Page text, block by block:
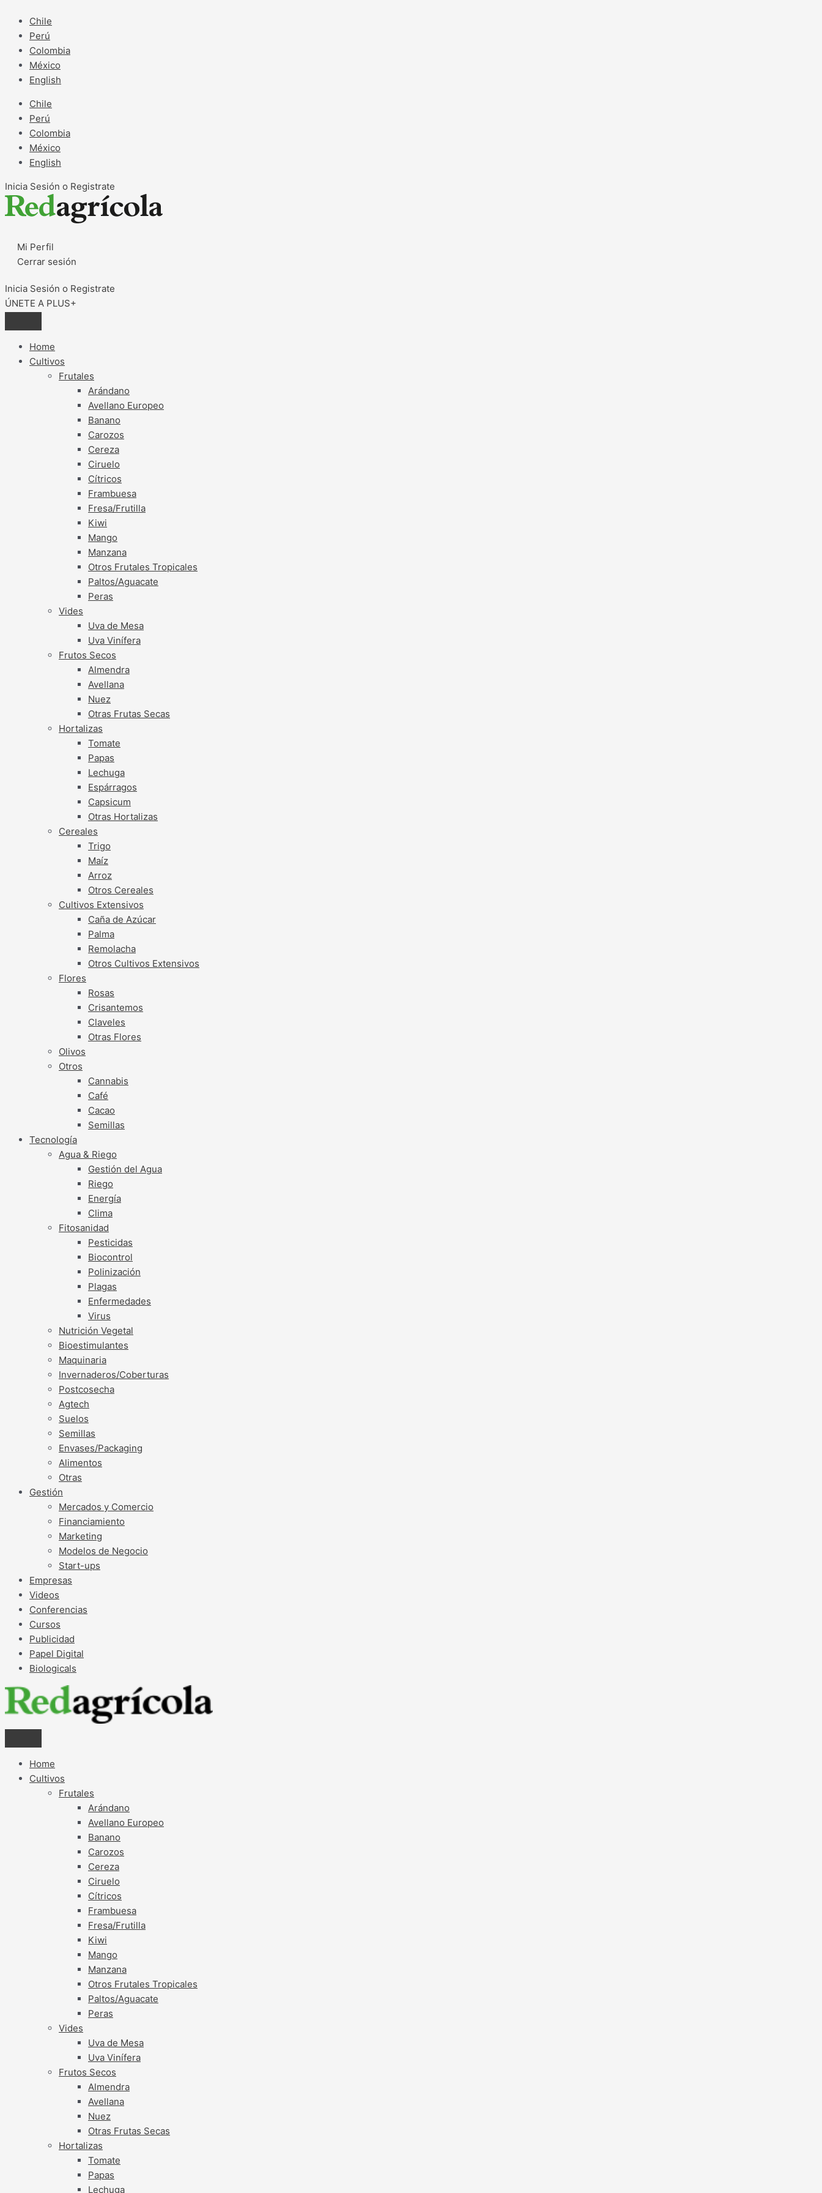
contenido
Chile
Perú
Colombia
México
English
Chile
Perú
Colombia
México
English
Inicia Sesión o Registrate
Mi Perfil
Cerrar sesión
Inicia Sesión o Registrate
ÚNETE A PLUS+
Home
Cultivos
Frutales
Arándano
Avellano Europeo
Banano
Carozos
Cereza
Ciruelo
Cítricos
Frambuesa
Fresa/Frutilla
Kiwi
Mango
Manzana
Otros Frutales Tropicales
Paltos/Aguacate
Peras
Vides
Uva de Mesa
Uva Vinífera
Frutos Secos
Almendra
Avellana
Nuez
Otras Frutas Secas
Hortalizas
Tomate
Papas
Lechuga
Espárragos
Capsicum
Otras Hortalizas
Cereales
Trigo
Maíz
Arroz
Otros Cereales
Cultivos Extensivos
Caña de Azúcar
Palma
Remolacha
Otros Cultivos Extensivos
Flores
Rosas
Crisantemos
Claveles
Otras Flores
Olivos
Otros
Cannabis
Café
Cacao
Semillas
Tecnología
Agua & Riego
Gestión del Agua
Riego
Energía
Clima
Fitosanidad
Pesticidas
Biocontrol
Polinización
Plagas
Enfermedades
Virus
Nutrición Vegetal
Bioestimulantes
Maquinaria
Invernaderos/Coberturas
Postcosecha
Agtech
Suelos
Semillas
Envases/Packaging
Alimentos
Otras
Gestión
Mercados y Comercio
Financiamiento
Marketing
Modelos de Negocio
Start-ups
Empresas
Videos
Conferencias
Cursos
Publicidad
Papel Digital
Biologicals
Home
Cultivos
Frutales
Arándano
Avellano Europeo
Banano
Carozos
Cereza
Ciruelo
Cítricos
Frambuesa
Fresa/Frutilla
Kiwi
Mango
Manzana
Otros Frutales Tropicales
Paltos/Aguacate
Peras
Vides
Uva de Mesa
Uva Vinífera
Frutos Secos
Almendra
Avellana
Nuez
Otras Frutas Secas
Hortalizas
Tomate
Papas
Lechuga